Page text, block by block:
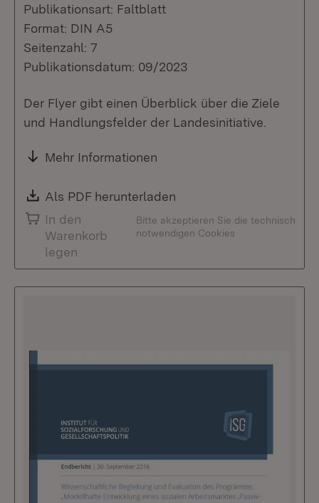
Publikationsart: Faltblatt
Format: DIN A5
Seitenzahl: 7
Publikationsdatum: 09/2023
Der Flyer gibt einen Überblick über die Ziele
und Handlungsfelder der Landesinitiative.
Mehr Informationen
Download:
Als PDF herunterladen
In den
Warenkorb
legen
Bitte akzeptieren Sie die technisch
notwendigen Cookies